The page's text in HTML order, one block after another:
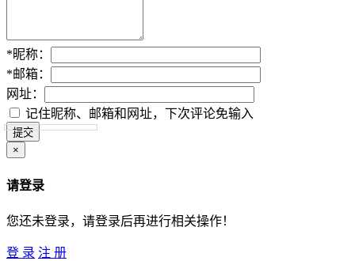
*昵称：
*邮箱：
网址：
记住昵称、邮箱和网址，下次评论免输入
×
请登录
您还未登录，请登录后再进行相关操作！
登 录 注 册